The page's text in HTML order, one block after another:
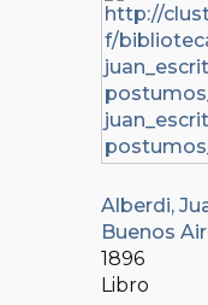
Alberdi,
Buenos
1896
Libro